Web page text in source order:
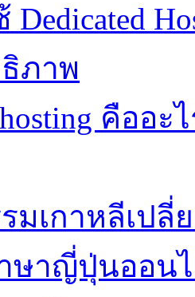
Dedicated
ภาพ
คืออ
มเกาหลีเปลี่
ษาญี่ปุ่นออน